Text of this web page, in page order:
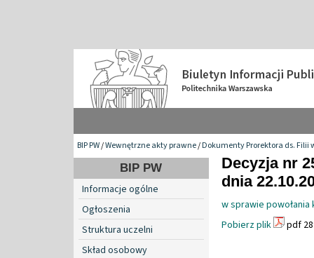
BIP PW/Wewnętrzne akty prawne/Dokumenty Prorektora ds. Filii
BIP PW
Informacje ogólne
Ogłoszenia
Struktura uczelni
Skład osobowy
Decyzja nr
dnia
w sprawie
Pobierz plik
pdf